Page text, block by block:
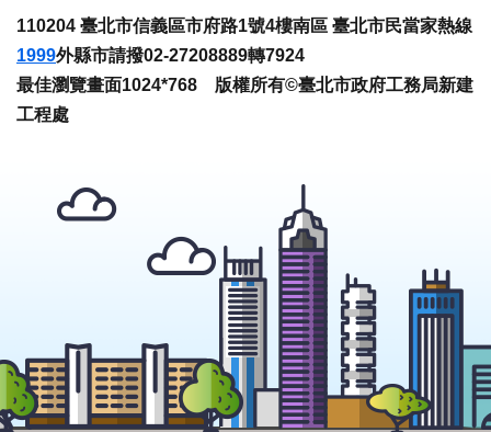
110204 臺北市信義區市府路1號4樓南區 臺北市民當家熱線
1999外縣市請撥02-27208889轉7924
最佳瀏覽畫面1024*768 版權所有©臺北市政府工務局新建
工程處